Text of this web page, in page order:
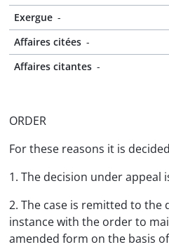
Exergue -
Affaires citées -
Affaires citantes -
ORDER
For these reasons it is
1. The decision under appeal
2. The case is remitted to
instance with the order to
amended form on the basis